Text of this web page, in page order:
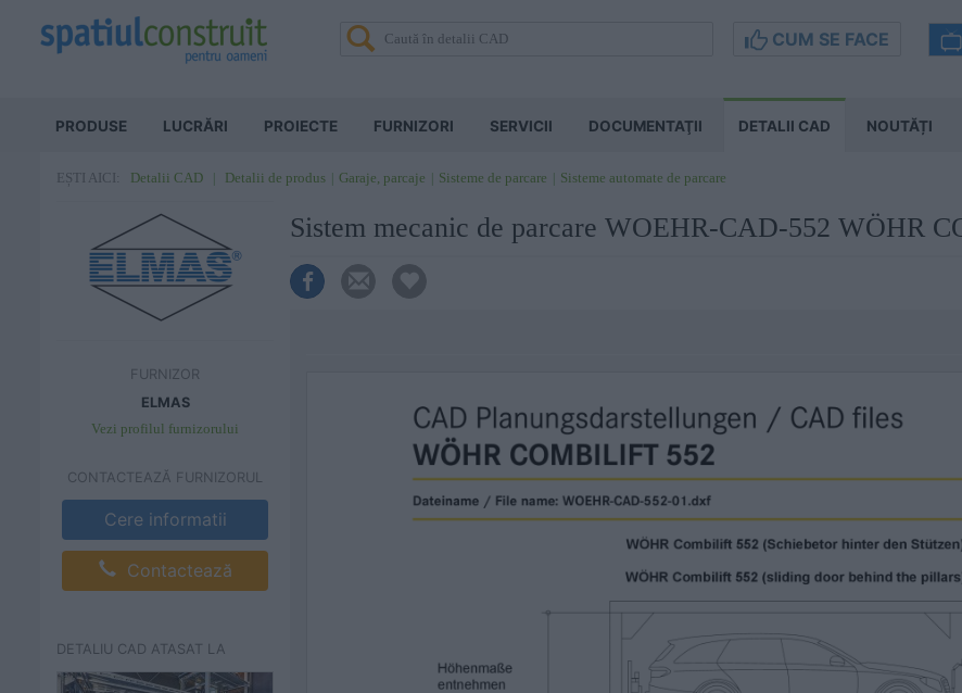
CUM SE FACE
PRODUSE LUCRĂRI PROIECTE FURNIZORI SERVICII DOCUMENTAŢII DETALII CAD NOUTĂȚI
EȘTI AICI: Detalii CAD Detalii de produs Garaje, parcaje Sisteme de parcare Sisteme automate de parcare
FURNIZOR
ELMAS
Vezi profilul furnizorului
CONTACTEAZĂ FURNIZORUL
Cere informatii
Contactează
DETALIU CAD ATASAT LA
Sistem mecanic de parcare WOEHR-CAD-552 WÖHR